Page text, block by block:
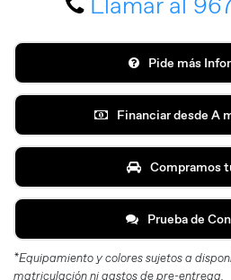
Pide más
Financiar desde A
Compramos
Prueba de
*Equipamiento y colores sujetos a
matriculación ni gastos de pre-entrega.